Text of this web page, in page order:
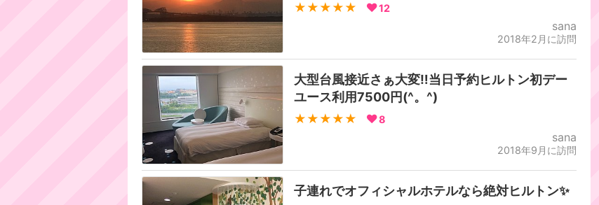
★★★★★ 12
sana
2018年2月に訪問
大型台風接近さぁ大変‼︎当日予約ヒルトン初デー
ユース利用7500円(^。^)
★★★★★ 8
sana
2018年9月に訪問
子連れでオフィシャルホテルなら絶対ヒルトン✨